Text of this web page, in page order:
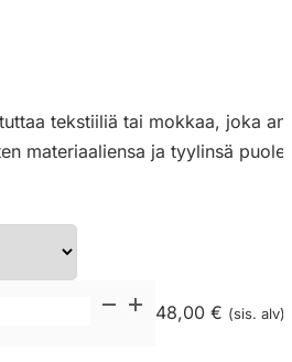
tekstiiliä tai mokkaa, joka
materiaaliensa ja tyylinsä
48,00 € (sis. alv)